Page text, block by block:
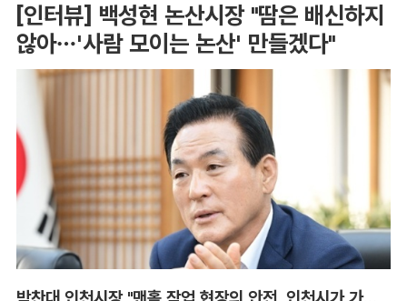
[인터뷰] 백성현 논산시장 "땀은 배신하지
않아…'사람 모이는 논산' 만들겠다"